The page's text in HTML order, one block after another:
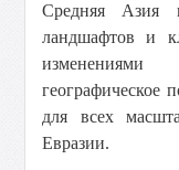
Средняя Азия
ландшафтов и
географическое
для всех
Евразии.